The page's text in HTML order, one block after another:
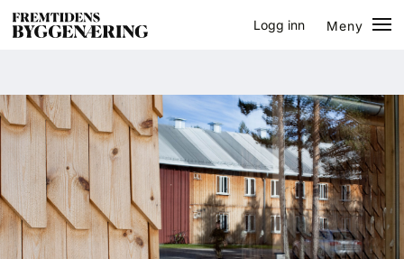
Logg inn
Meny
Eventer
Prosjekter
Bygg-guiden